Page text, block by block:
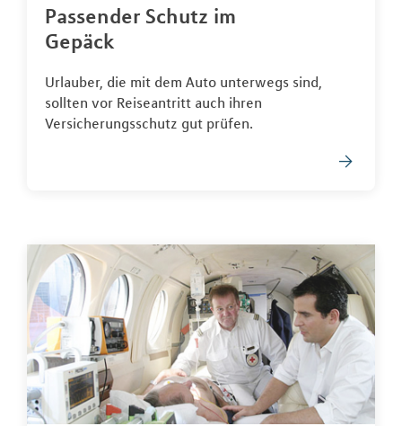
Passender Schutz im
Gepäck
Urlauber, die mit dem Auto unterwegs sind,
sollten vor Reiseantritt auch ihren
Versicherungsschutz gut prüfen.